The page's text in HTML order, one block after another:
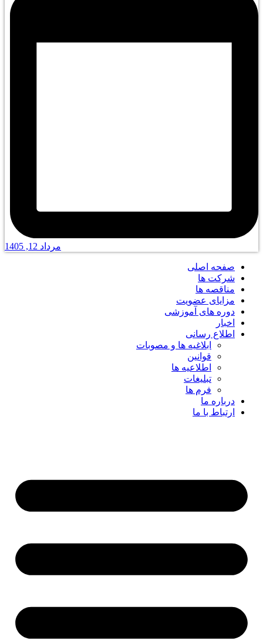
مرداد 12, 1405
صفحه اصلی
شرکت ها
مناقصه ها
مزایای عضویت
دوره های آموزشی
اخبار
اطلاع رسانی
ابلاغیه ها و مصوبات
قوانین
اطلاعیه ها
تبلیغات
فرم ها
درباره ما
ارتباط با ما